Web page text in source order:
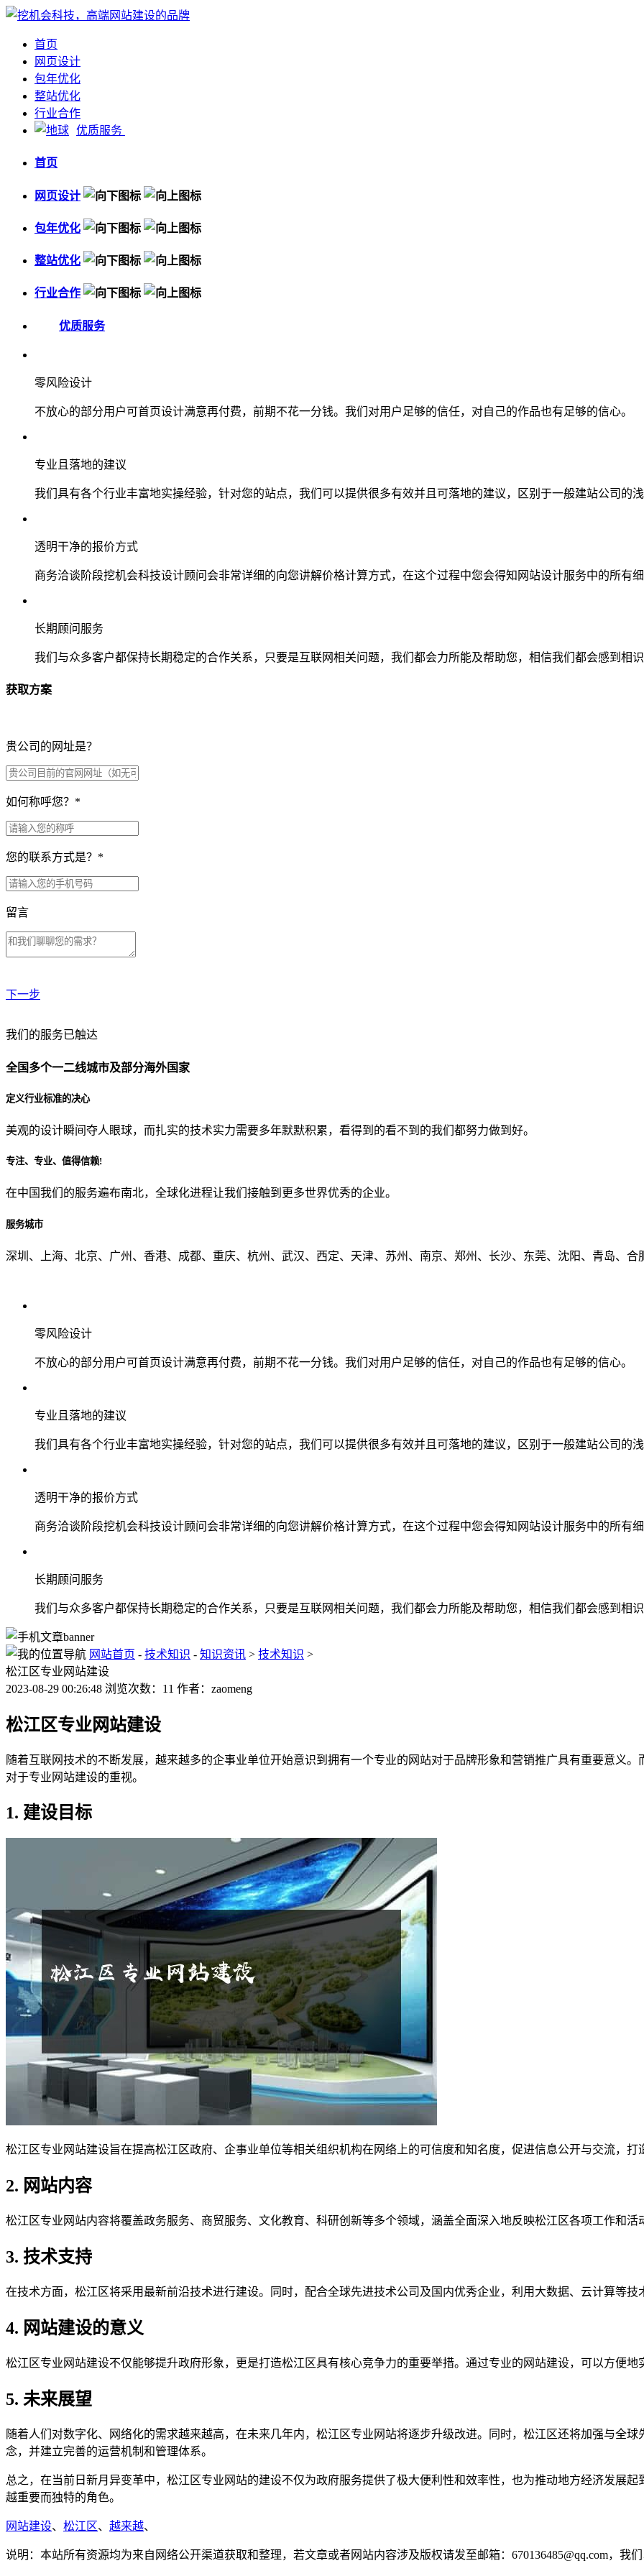
首页
网页设计
包年优化
整站优化
行业合作
优质服务
首页
网页设计
包年优化
整站优化
行业合作
优质服务
零风险设计
不放心的部分用户可首页设计满意再付费，前期不花一分钱。我们对用户足够的信任，对自己的作品也有足够的信心。
专业且落地的建议
我们具有各个行业丰富地实操经验，针对您的站点，我们可以提供很多有效并且可落地的建议，区别于一般建站公司的
透明干净的报价方式
商务洽谈阶段挖机会科技设计顾问会非常详细的向您讲解价格计算方式，在这个过程中您会得知网站设计服务中的所有
长期顾问服务
我们与众多客户都保持长期稳定的合作关系，只要是互联网相关问题，我们都会力所能及帮助您，相信我们都会感到相
获取方案
贵公司的网址是？
如何称呼您？ *
您的联系方式是？ *
留言
下一步
贵公司预算范围是？
贵公司的团队规模是？
从哪里了解到我们？
我们的服务已触达
全国多个一二线城市及部分海外国家
定义行业标准的决心
美观的设计瞬间夺人眼球，而扎实的技术实力需要多年默默积累，看得到的看不到的我们都努力做到好。
专注、专业、值得信赖!
在中国我们的服务遍布南北，全球化进程让我们接触到更多世界优秀的企业。
服务城市
深圳、上海、北京、广州、香港、成都、重庆、杭州、武汉、西定、天津、苏州、南京、郑州、长沙、东莞、沈阳、青岛、合
零风险设计
不放心的部分用户可首页设计满意再付费，前期不花一分钱。我们对用户足够的信任，对自己的作品也有足够的信心。
专业且落地的建议
我们具有各个行业丰富地实操经验，针对您的站点，我们可以提供很多有效并且可落地的建议，区别于一般建站公司的
透明干净的报价方式
商务洽谈阶段挖机会科技设计顾问会非常详细的向您讲解价格计算方式，在这个过程中您会得知网站设计服务中的所有
长期顾问服务
我们与众多客户都保持长期稳定的合作关系，只要是互联网相关问题，我们都会力所能及帮助您，相信我们都会感到相
网站首页 - 技术知识 - 知识资讯 > 技术知识 >
松江区专业网站建设
2023-08-29 00:26:48 浏览次数：11 作者：zaomeng
松江区专业网站建设
随着互联网技术的不断发展，越来越多的企事业单位开始意识到拥有一个专业的网站对于品牌形象和营销推广具有重要意义
对于专业网站建设的重视。
1. 建设目标
松江区专业网站建设旨在提高松江区政府、企事业单位等相关组织机构在网络上的可信度和知名度，促进信息公开与交流，打
2. 网站内容
松江区专业网站内容将覆盖政务服务、商贸服务、文化教育、科研创新等多个领域，涵盖全面深入地反映松江区各项工作和
3. 技术支持
在技术方面，松江区将采用最新前沿技术进行建设。同时，配合全球先进技术公司及国内优秀企业，利用大数据、云计算等技
4. 网站建设的意义
松江区专业网站建设不仅能够提升政府形象，更是打造松江区具有核心竞争力的重要举措。通过专业的网站建设，可以方便
5. 未来展望
随着人们对数字化、网络化的需求越来越高，在未来几年内，松江区专业网站将逐步升级改进。同时，松江区还将加强与全
念，并建立完善的运营机制和管理体系。
总之，在当前日新月异变革中，松江区专业网站的建设不仅为政府服务提供了极大便利性和效率性，也为推动地方经济发展
越重要而独特的角色。
网站建设、 松江区、 越来越、
说明：本站所有资源均为来自网络公开渠道获取和整理，若文章或者网站内容涉及版权请发至邮箱：670136485@qq.com，我